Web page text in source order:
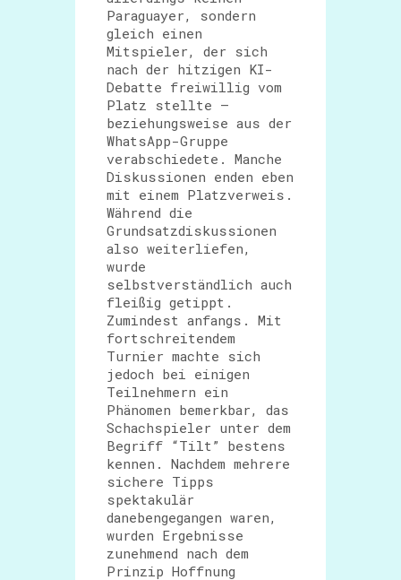
Paraguayer, sondern
gleich einen
Mitspieler, der sich
nach der hitzigen KI-
Debatte freiwillig vom
Platz stellte –
beziehungsweise aus der
WhatsApp-Gruppe
verabschiedete. Manche
Diskussionen enden eben
mit einem Platzverweis.
Während die
Grundsatzdiskussionen
also weiterliefen,
wurde
selbstverständlich auch
fleißig getippt.
Zumindest anfangs. Mit
fortschreitendem
Turnier machte sich
jedoch bei einigen
Teilnehmern ein
Phänomen bemerkbar, das
Schachspieler unter dem
Begriff “Tilt” bestens
kennen. Nachdem mehrere
sichere Tipps
spektakulär
danebengegangen waren,
wurden Ergebnisse
zunehmend nach dem
Prinzip Hoffnung